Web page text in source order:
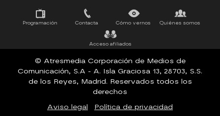
Programación Contacta Cómo vernos Quiénes somos
Acceso afiliados
© Atresmedia Corporación de Medios de
Comunicación, S.A - A. Isla Graciosa 13, 28703, S.S.
de los Reyes, Madrid. Reservados todos los
derechos
Aviso legal
Política de privacidad